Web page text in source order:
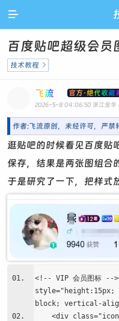

百度贴吧超级会员
技术教程 
飞流 官方·绝代收藏
2026-5-8 04:06:50 浙江金华
作者:飞流原创，未经许可，严禁
逛贴吧的时候看见百度贴
保存，结果是两张图组合
于是研究了一下，把样式
<!-- VIP 会员图标
block; vertical-
<div